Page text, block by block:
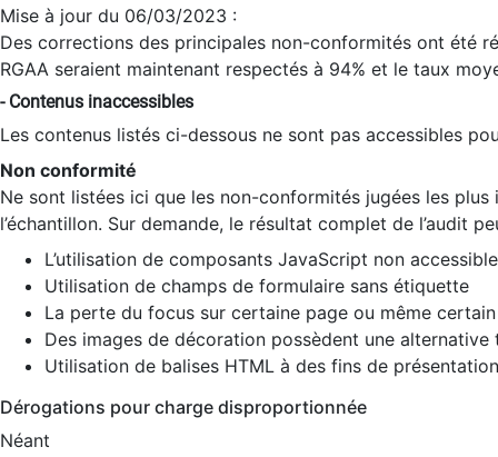
Mise à jour du 06/03/2023 :
Des corrections des principales non-conformités ont été
RGAA seraient maintenant respectés à 94% et le taux
- Contenus inaccessibles
Les contenus listés ci-dessous ne sont pas accessibles
Non conformité
Ne sont listées ici que les non-conformités jugées les
l’échantillon. Sur demande, le résultat complet de l’audit
L’utilisation de composants JavaScript non
Utilisation de champs de formulaire sans étiquette
La perte du focus sur certaine page ou même
Des images de décoration possèdent une alternative
Utilisation de balises HTML à des fins de
Dérogations pour charge disproportionnée
Néant